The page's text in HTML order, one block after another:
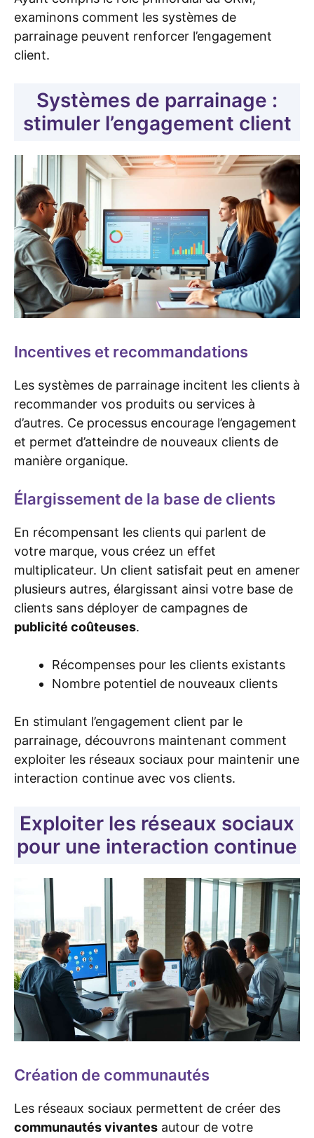
examinons comment les systèmes de
parrainage peuvent renforcer l’engagement
client.
Systèmes de parrainage :
stimuler l’engagement client
Incentives et recommandations
Les systèmes de parrainage incitent les clients à
recommander vos produits ou services à
d’autres. Ce processus encourage l’engagement
et permet d’atteindre de nouveaux clients de
manière organique.
Élargissement de la base de clients
En récompensant les clients qui parlent de
votre marque, vous créez un effet
multiplicateur. Un client satisfait peut en amener
plusieurs autres, élargissant ainsi votre base de
clients sans déployer de campagnes de
publicité coûteuses.
Récompenses pour les clients existants
Nombre potentiel de nouveaux clients
En stimulant l’engagement client par le
parrainage, découvrons maintenant comment
exploiter les réseaux sociaux pour maintenir une
interaction continue avec vos clients.
Exploiter les réseaux sociaux
pour une interaction continue
Création de communautés
Les réseaux sociaux permettent de créer des
communautés vivantes autour de votre